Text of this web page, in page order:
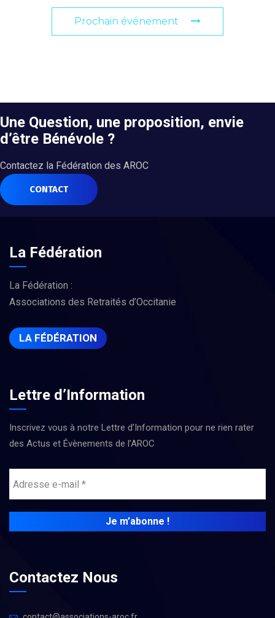
Prochain événement
Une Question, une proposition, envie
d’être Bénévole ?
Contactez la Fédération des AROC
CONTACT
La Fédération
La Fédération :
Associations des Retraités d’Occitanie
LA FÉDÉRATION
Lettre d’Information
Inscrivez vous à notre Lettre d’Information pour ne rien rater
des Actus et Évènements de l’AROC
Contactez Nous